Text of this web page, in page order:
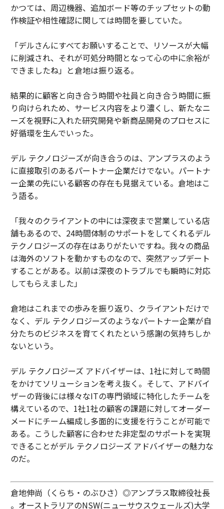
かつては、周辺機器、追加ボード等のチップセットの動
作検証や相性確認に関しては時間を要していた。
「デルさんにすべてお願いすることで、リソースが大幅
に削減され、それが可処分時間となって心の中に余裕が
できましたね」と倉地は振り返る。
結果的に顧客と向き合う時間や社員と向き合う時間に振
り向けられため、サービス内容をより濃くし、新たなニ
ーズを視野に入れた研究開発や新商品開発のプロセスに
好循環を生んでいった。
デル テクノロジーズが向き合うのは、アンプラスのよう
に直接取引のあるパートナー企業だけでない。パートナ
ー企業の先にいる顧客の存在も見据えている。倉地はこ
う語る。
「我々のクライアントの中には深夜まで営業している店
舗もあるので、24時間体制のサポートをしてくれるデル
テクノロジーズの存在はありがたいですね。我々の商品
は海外のソフトを動かすものなので、突然アップデート
することがある。以前は深夜のトラブルでも瞬時に対応
してもらえました」
倉地はこれまでの歩みを振り返り、クライアントだけで
なく、デル テクノロジーズのようなパートナー企業が自
分たちのビジネスを育てくれたという感謝の気持ちしか
ないという。
デル テクノロジーズ アドバイザーは、1社に対して時間
をかけてソリューションを考え抜く。そして、アドバイ
ザーの背後には様々なITの専門領域に特化したチームを
構えているので、1社1社の顧客の課題に対してオーダー
メードにチーム編成し多面的に支援を行うことが可能で
ある。こうした顧客に合わせた非定型のサポートを実現
できることがデル テクノロジーズ アドバイザーの魅力な
のだ。
倉地伸尚（くらち・のぶひさ）◎アンプラス取締役社長
。オーストラリアのNSW(ニューサウスウェールズ)大学